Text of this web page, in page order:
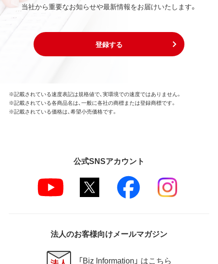
当社から重要なお知らせや最新情報をお届けいたします。
登録する
※記載されている速度表記は規格値で、実環境での速度ではありません。
※記載されている各商品名は、一般に各社の商標または登録商標です。
※記載されている価格は、希望小売価格です。
公式SNSアカウント
法人のお客様向けメールマガジン
「Biz Information」 はこちら